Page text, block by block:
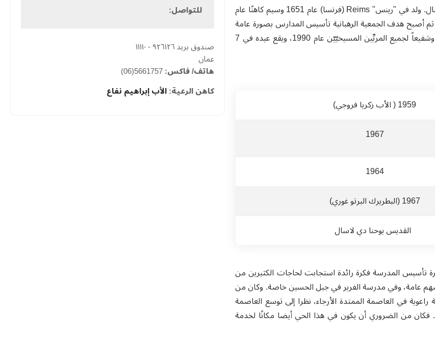
مؤسّس "جمعية إخوة المدارس المسيحية" (الفرير) هو القديس يوحنا دي لا سال. ولد في "رينس" Reims (فرنسا) عام 1651 وسيم كاهنًا عام
في ذلك العصر، ثم أصبح هدف الجمعية الرهبانية تأسيس المدارس بصورة عامة
والتعليم فيها. توفي عام 1719. أُعلن طوباويًّا عام 1888 وقديسًا عام 1950، وشفيعاً لجميع المربِّين المسيحيّيّن عام 1990، ويقع عيده في 7
1959 ( الأب زكريا فروجي)
1967
1964
1967 (البطريرك البرتو غوري)
القديس يوحنا دي لاسال
تأسيس المدرسة فكرة رائدة استجابت لحاجات الكثيرين من
عامة، وفي مدرسة الفرير في جبل الحسين خاصة. وكان من
في العاصمة الممتدة الأرجاء، نظرا إلى توسع العاصمة
من الضروري أن يكون في هذا الحي أيضا مكانًا لخدمة
للتواصل:
صندوق بريد ٩٢٦١٢٦ - ١١١١٠
عمان
هاتف/ فاكس:5661757(06)
كاهن الرعية:الأب إبراهيم نفاع